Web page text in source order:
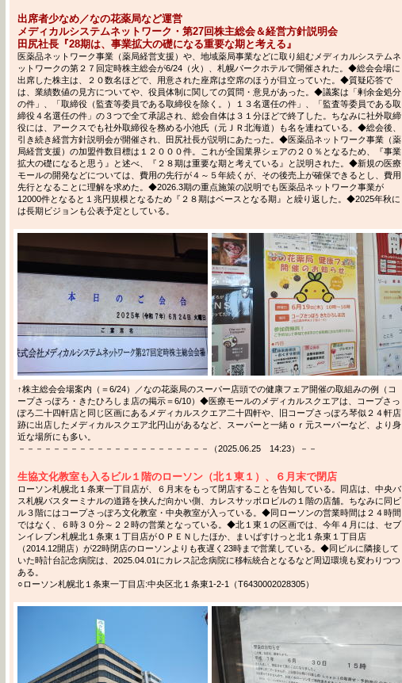
出席者少なめ／なの花薬局など運営
メディカルシステムネットワーク・第27回株主総会＆経営方針説明会
田尻社長『28期は、事業拡大の礎になる重要な期と考える』
医薬品ネットワーク事業（薬局経営支援）や、地域薬局事業などに取り組むメディカルシステムネ
ットワークの第２７回定時株主総会が6/24（火）、札幌パークホテルで開催された。◆総会会場に
出席した株主は、２０数名ほどで、用意された座席は空席のほうが目立っていた。◆質疑応答で
は、業績数値の見方についてや、役員体制に関しての質問・意見があった。◆議案は「剰余金処分
の件」、「取締役（監査等委員である取締役を除く。）１３名選任の件」、「監査等委員である取
締役４名選任の件」の３つで全て承認され、総会自体は３１分ほどで終了した。ちなみに社外取締
役には、アークスでも社外取締役を務める小池氏（元ＪＲ北海道）も名を連ねている。◆総会後、
引き続き経営方針説明会が開催され、田尻社長が説明にあたった。◆医薬品ネットワーク事業（薬
局経営支援）の加盟件数目標は１２０００件。これが全国業界シェアの２０％となるため、『事業
拡大の礎になると思う』と述べ、『２８期は重要な期と考えている』と説明された。◆新規の医療
モールの開発などについては、費用の先行が４～５年続くが、その後売上が確保できるとし、費用
先行となることに理解を求めた。◆2026.3期の重点施策の説明でも医薬品ネットワーク事業が
12000件となると１兆円規模となるため『２８期はベースとなる期』と繰り返した。◆2025年秋に
は長期ビジョンも公表予定としている。
↑株主総会会場案内（＝6/24）／なの花薬局のスーパー店頭での健康フェア開催の取組みの例（コ
ープさっぽろ・きたひろしま店の掲示＝6/10）◆医療モールのメディカルスクエアは、コープさっ
ぽろ二十四軒店と同じ区画にあるメディカルスクエア二十四軒や、旧コープさっぽろ琴似２４軒店
跡に出店したメディカルスクエア北円山があるなど、スーパーと一緒ｏｒ元スーパーなど、より身
近な場所にも多い。
－－－－－－－－－－－－－－－－－－－－－－（2025.06.25 14:23）－－
生協文化教室も入るビル１階のローソン（北１東１）、６月末で閉店
ローソン札幌北１条東一丁目店が、６月末をもって閉店することを告知している。同店は、中央バ
ス札幌バスターミナルの道路を挟んだ向かい側、カレスサッポロビルの１階の店舗。ちなみに同ビ
ル３階にはコープさっぽろ文化教室・中央教室が入っている。◆同ローソンの営業時間は２４時間
ではなく、６時３０分～２２時の営業となっている。◆北１東１の区画では、今年４月には、セブ
ンイレブン札幌北１条東１丁目店がＯＰＥＮしたほか、まいばすけっと北１条東１丁目店
（2014.12開店）が22時閉店のローソンよりも夜遅く23時まで営業している。◆同ビルに隣接して
いた時計台記念病院は、2025.04.01にカレス記念病院に移転統合となるなど周辺環境も変わりつつ
ある。
○ローソン札幌北１条東一丁目店:中央区北１条東1-2-1（T6430002028305）